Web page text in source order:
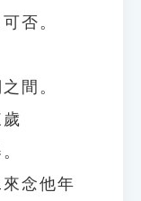
否。
間。
來念他年